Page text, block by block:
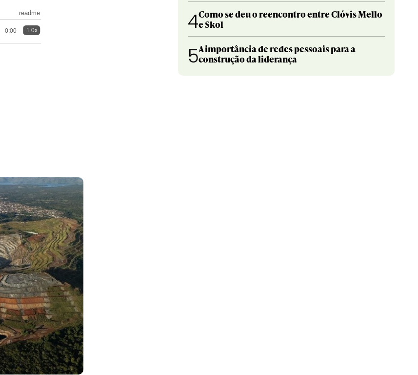
readme
0:00 1.0x 4Como se deu o reencontro entre Clóvis Mello
e Skol
5A importância de redes pessoais para a
construção da liderança